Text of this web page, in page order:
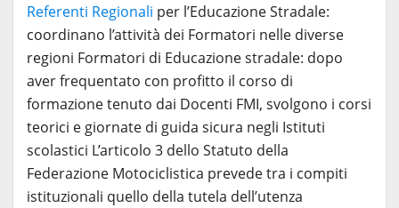
Referenti Regionali per l’Educazione Stradale:
coordinano l’attività dei Formatori nelle diverse
regioni Formatori di Educazione stradale: dopo
aver frequentato con profitto il corso di
formazione tenuto dai Docenti FMI, svolgono i corsi
teorici e giornate di guida sicura negli Istituti
scolastici L’articolo 3 dello Statuto della
Federazione Motociclistica prevede tra i compiti
istituzionali quello della tutela dell’utenza